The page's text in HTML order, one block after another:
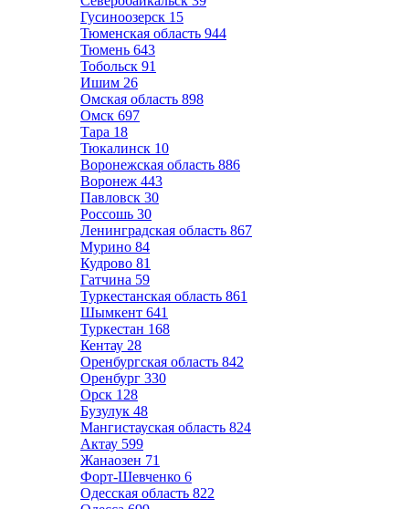
Гусиноозерск 15
Тюменская область 944
Тюмень 643
Тобольск 91
Ишим 26
Омская область 898
Омск 697
Тара 18
Тюкалинск 10
Воронежская область 886
Воронеж 443
Павловск 30
Россошь 30
Ленинградская область 867
Мурино 84
Кудрово 81
Гатчина 59
Туркестанская область 861
Шымкент 641
Туркестан 168
Кентау 28
Оренбургская область 842
Оренбург 330
Орск 128
Бузулук 48
Мангистауская область 824
Актау 599
Жанаозен 71
Форт-Шевченко 6
Одесская область 822